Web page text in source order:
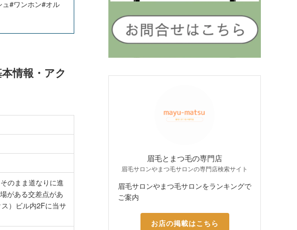
#ワンホン#オル
情報・アク
のまま道なりに進
がある交差点があ
）ビル内2Fに当サ
眉毛とまつ毛の専門店
眉毛サロンやまつ毛サロンの専門店検索サイト
眉毛サロンやまつ毛サロンをランキングで
ご案内
お店の掲載はこちら